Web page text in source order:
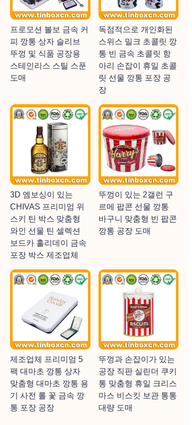
프로모션 볼보 금속 커
피 깡통 상자 슬리브
뚜껑 및 식품 공장용
스테인리스 스틸 스푼
도매
독점적으로 개인화된
스위스 밀크 초콜릿 깡
통 빈 금속 초콜릿 항
아리 손잡이 휴일 초콜
릿 선물 깡통 포장 공
장
3D 엠보싱이 있는
CHIVAS 프리미엄 위
스키 틴 박스 맞춤형
와인 선물 틴 셀렉션
보드카 홀리데이 금속
포장 박스 제조업체
뚜껑이 있는 2갤런 구
르메 팝콘 선물 깡통
바구니 맞춤형 빈 팝콘
깡통 공장 도매
제조업체 프리미엄 5
팩 대마초 깡통 상자
맞춤형 대마초 깡통 용
기 사전 롤 꽃 금속 깡
통 포장 공장
뚜껑과 손잡이가 있는
공장 직판 실린더 쿠키
통 맞춤형 휴일 크리스
마스 비스킷 보관 통통
대량 도매